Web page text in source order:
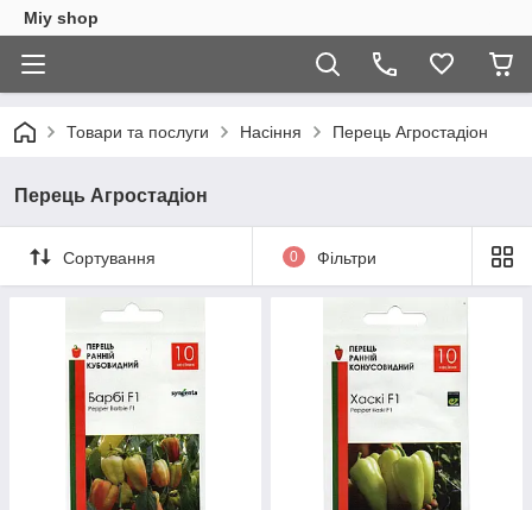
Miy shop
Товари та послуги Насіння Перець Агростадіон
Перець Агростадіон
Сортування 0 Фільтри